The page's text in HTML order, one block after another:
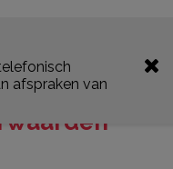
afspraken van